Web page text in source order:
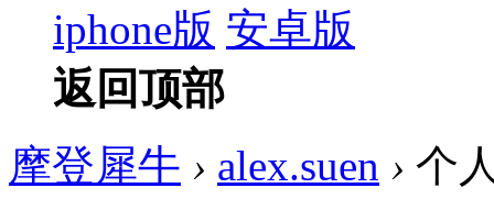
iphone版 安卓版
返回顶部
摩登犀牛 › alex.suen › 个